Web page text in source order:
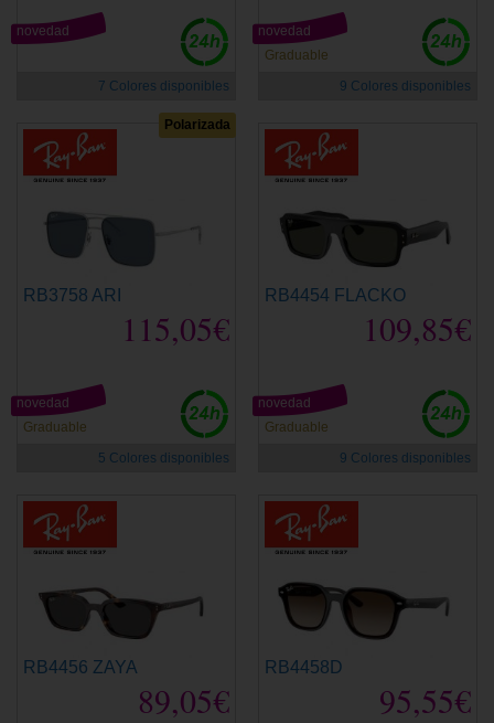
novedad
7 Colores disponibles
Graduable
novedad
9 Colores disponibles
Polarizada
RB3758 ARI
115,05€
Graduable
novedad
5 Colores disponibles
RB4454 FLACKO
109,85€
Graduable
novedad
9 Colores disponibles
RB4456 ZAYA
89,05€
RB4458D
95,55€